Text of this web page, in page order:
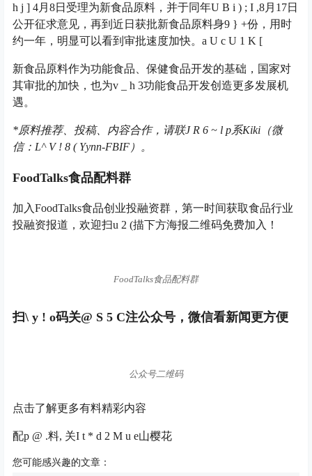
h j ] 4月8日受理为新食品原料，并于同年U B i ) ; I ,8月17日
公开征求意见，再到近日获批新食品原料身9 } +份，用时
约一年，明显可以看到审批速度加快。 a U c U 1 K [
新食品原料作为功能食品、保健食品开发的基础，国家对
其审批的加快，也为v _ h 3功能食品开发创造更多发展机
遇。
*原料推荐、投稿、内容合作，请联J R 6 ~ l p系Kiki（微
信：L^ V ! 8 ( Yynn-FBIF）。
FoodTalks食品配料群
加入FoodTalks食品创业投融资群，第一时间获取食品行业
投融资报道，欢迎扫u 2 (描下方海报二维码免费加入！
FoodTalks食品配料群
扫\ y ! o码关@ S 5 C注公众号，微信看新闻更方便
公众号二维码
点击了解更多有料精彩内容
配p @ .料, 关I t * d 2 M u e山樱花
您可能感兴趣的文章：